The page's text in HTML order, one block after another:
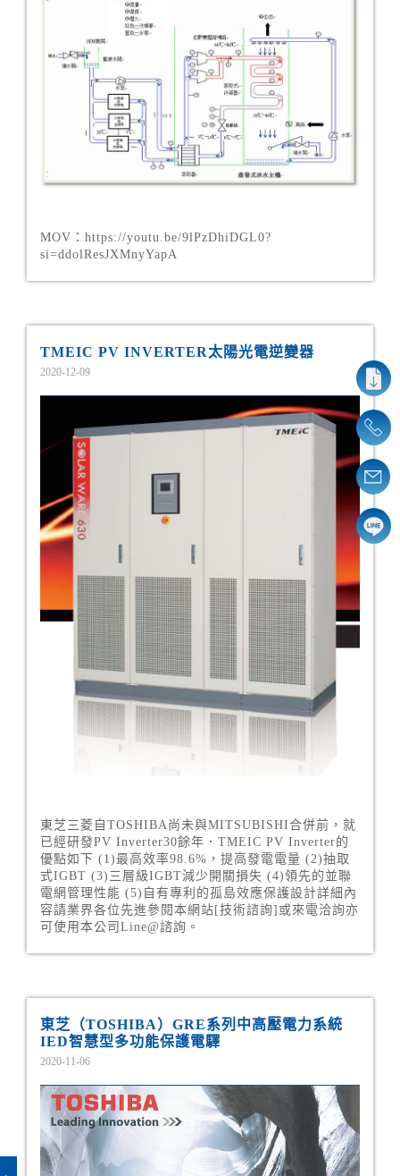
MOV：https://youtu.be/9lPzDhiDGL0?
si=ddolResJXMnyYapA
2020-12-09
TMEIC PV INVERTER太陽光電逆變器
東芝三菱自TOSHIBA尚未與MITSUBISHI合併前，就
已經研發PV Inverter30餘年．TMEIC PV Inverter的
優點如下 (1)最高效率98.6%，提高發電電量 (2)抽取
式IGBT (3)三層級IGBT減少開關損失 (4)領先的並聯
電網管理性能 (5)自有專利的孤島效應保護設計詳細內
容請業界各位先進參閱本網站[技術諮詢]或來電洽詢亦
可使用本公司Line@諮詢。
2020-11-06
東芝（TOSHIBA）GRE系列中高壓電力系統
IED智慧型多功能保護電驛